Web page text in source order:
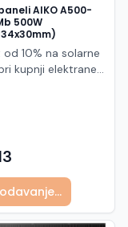
AIKO A500-
500W
10% na solarne
kupnji elektrane
Neostar 2S serije,
naprednoj N-
(All Back Contact)
Ovaj panel je
za moderne